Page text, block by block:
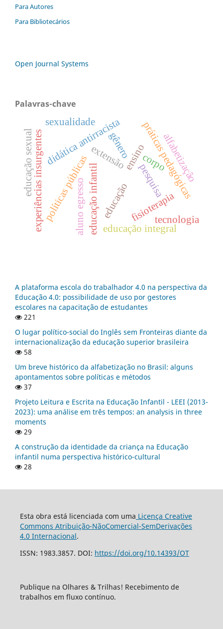
Para Autores
Para Bibliotecários
Open Journal Systems
Palavras-chave
educação
corpo
ensino
pesquisa
extensão práticas pedagógicas
didática antirracista
experiências insurgentes educação infantil educação integral
políticas públicas
aluno egresso fisioterapia
alfabetização
educação sexual gênero
sexualidade
tecnologia
A plataforma escola do trabalhador 4.0 na perspectiva da
Educação 4.0: possibilidade de uso por gestores
escolares na capacitação de estudantes
221
O lugar político-social do Inglês sem Fronteiras diante da
internacionalização da educação superior brasileira
58
Um breve histórico da alfabetização no Brasil: alguns
apontamentos sobre políticas e métodos
37
Projeto Leitura e Escrita na Educação Infantil - LEEI (2013-
2023): uma análise em três tempos: an analysis in three
moments
29
A construção da identidade da criança na Educação
infantil numa perspectiva histórico-cultural
28
Esta obra está licenciada com uma Licença Creative
Commons Atribuição-NãoComercial-SemDerivações
4.0 Internacional.
ISSN: 1983.3857. DOI: https://doi.org/10.14393/OT
Publique na Olhares & Trilhas! Recebimento de
trabalhos em fluxo contínuo.